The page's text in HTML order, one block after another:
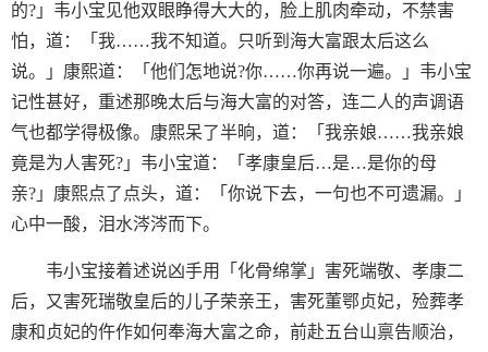
的?」韦小宝见他双眼睁得大大的，脸上肌肉牵动，不禁害
怕，道：「我……我不知道。只听到海大富跟太后这么
说。」康熙道：「他们怎地说?你……你再说一遍。」韦小宝
记性甚好，重述那晚太后与海大富的对答，连二人的声调语
气也都学得极像。康熙呆了半晌，道：「我亲娘……我亲娘
竟是为人害死?」韦小宝道：「孝康皇后…是…是你的母
亲?」康熙点了点头，道：「你说下去，一句也不可遗漏。」
心中一酸，泪水涔涔而下。
韦小宝接着述说凶手用「化骨绵掌」害死端敬、孝康二
后，又害死瑞敬皇后的儿子荣亲王，害死董鄂贞妃，殓葬孝
康和贞妃的仵作如何奉海大富之命，前赴五台山禀告顺治，